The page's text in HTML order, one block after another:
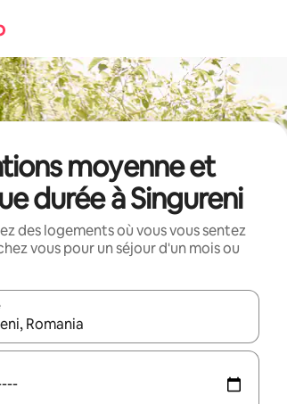
moyenne et
durée à Singureni
des logements où vous vous sentez
vous pour un séjour d'un mois ou
les résultats s'affichent, utilisez les flèches vers